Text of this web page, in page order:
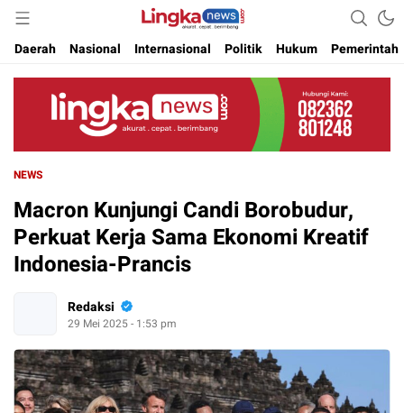
Lingkanews
Akurat. Cepat & Berimbang
Daerah
Nasional Internasional Politik Hukum Pemerintah
NEWS
Macron Kunjungi Candi Borobudur,
Perkuat Kerja Sama Ekonomi Kreatif
Indonesia-Prancis
Redaksi
29 Mei 2025 - 1:53 pm